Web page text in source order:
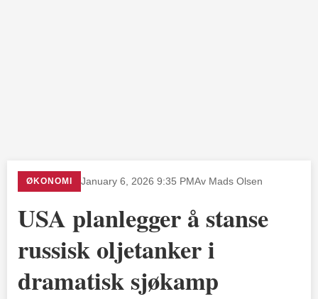
ØKONOMI January 6, 2026 9:35 PMAv Mads Olsen
USA planlegger å stanse
russisk oljetanker i
dramatisk sjøkamp